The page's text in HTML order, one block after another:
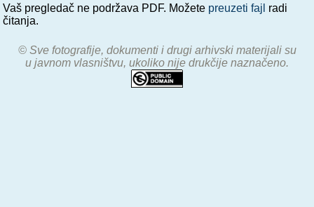
Vaš pregledač ne podržava PDF. Možete preuzeti fajl radi
čitanja.
© Sve fotografije, dokumenti i drugi arhivski materijali su
u javnom vlasništvu, ukoliko nije drukčije naznačeno.